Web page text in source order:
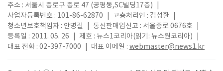
주소 : 서울시 종로구 종로 47 (공평동,SC빌딩17층)
사업자등록번호 : 101-86-62870
고충처리인 : 김성환
청소년보호책임자 : 안병길
통신판매업신고 : 서울종로 0676호
등록일 : 2011. 05. 26
제호 : 뉴스1코리아(읽기: 뉴스원코리아)
대표 전화 : 02-397-7000
대표 이메일 : webmaster@news1.kr